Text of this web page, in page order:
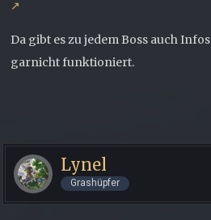
Da gibt es zu jedem Boss auch
garnicht funktioniert.
Lynel
Grashüpfer